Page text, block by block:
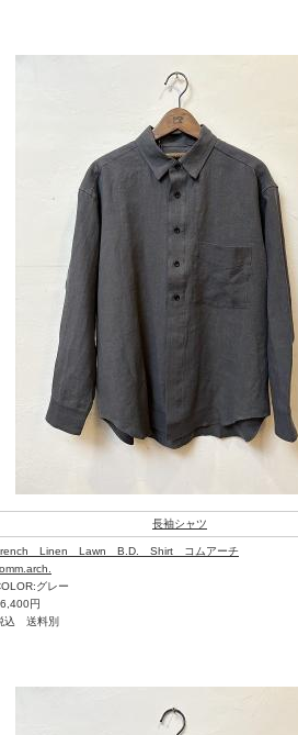
長袖シャツ
Linen Lawn B.D. Shirt コムアーチ
グレー
円
込 送料別